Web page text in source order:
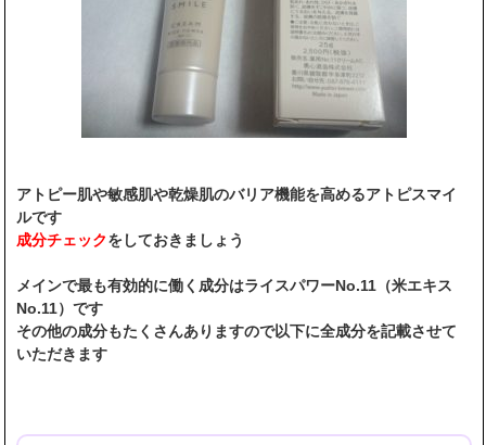
アトピー肌や敏感肌や乾燥肌のバリア機能を高めるアトピスマイ
ルです
成分チェックをしておきましょう
メインで最も有効的に働く成分はライスパワーNo.11（米エキス
No.11）です
その他の成分もたくさんありますので以下に全成分を記載させて
いただきます